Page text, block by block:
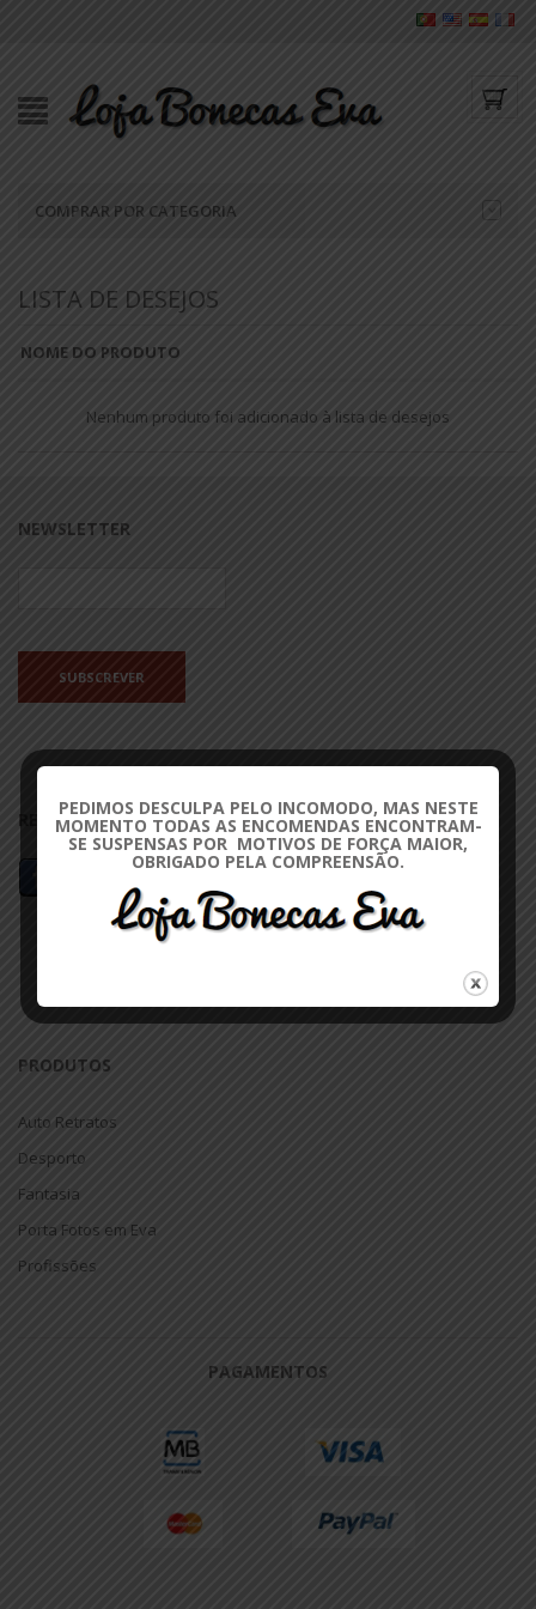
COMPRAR POR CATEGORIA
LISTA DE DESEJOS
NOME DO PRODUTO
Nenhum produto foi adicionado à lista de desejos
NEWSLETTER
REDES SOCIAIS APOIO AO CLIENTE
Lista de Desejos
PRODUTOS
Auto Retratos
Desporto
Fantasia
Porta Fotos em Eva
Profissões
PAGAMENTOS
PEDIMOS DESCULPA PELO INCOMODO, MAS NESTE
MOMENTO TODAS AS ENCOMENDAS ENCONTRAM-
SE SUSPENSAS POR MOTIVOS DE FORÇA MAIOR,
OBRIGADO PELA COMPREENSÃO.